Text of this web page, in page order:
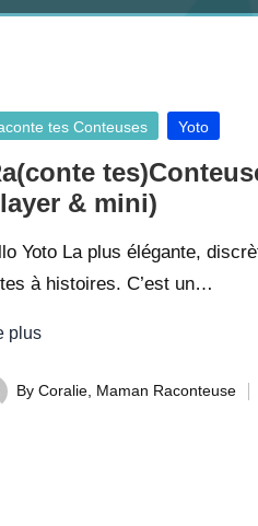
e
ît
s
s
tes Conteuses Yoto
& mini)
Yoto La plus élégante,
à histoires. C’est un…
plus
By Coralie, Maman Raconteuse